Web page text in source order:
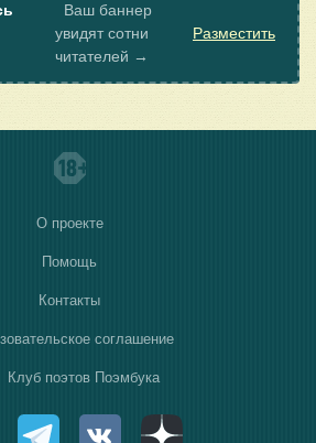
Ваш баннер
увидят сотни
читателей →
Разместить
О проекте
Помощь
Контакты
соглашение
Клуб поэтов Поэмбука